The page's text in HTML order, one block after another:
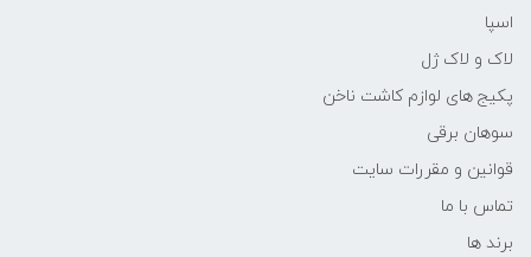
اسپا
لاک و لاک ژل
پکیج های لوازم کاشت ناخن
سوهان برقی
قوانین و مقررات سایت
تماس با ما
برند ها